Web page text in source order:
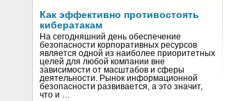
Как эффективно противостоять
кибератакам
На сегодняшний день обеспечение
безопасности корпоративных ресурсов
является одной из наиболее приоритетных
целей для любой компании вне
зависимости от масштабов и сферы
деятельности. Рынок информационной
безопасности развивается, а это значит,
что и …